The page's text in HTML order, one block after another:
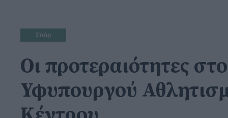
Σπόρ
Οι προτεραιότητες
Υφυπουργού